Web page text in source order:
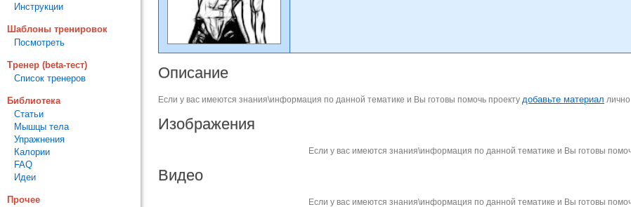
Описание
Если у вас имеются знания\информация по данной тематике и Вы готовы помочь проекту добавьте материал лично
Изображения
Если у вас имеются знания\информация по данной тематике и Вы готовы
Видео
Если у вас имеются знания\информация по данной тематике и Вы готовы
Инструкции
Шаблоны тренировок
Посмотреть
Тренер (beta-тест)
Список тренеров
Библиотека
Статьи
Мышцы тела
Упражнения
Калории
FAQ
Идеи
Прочее